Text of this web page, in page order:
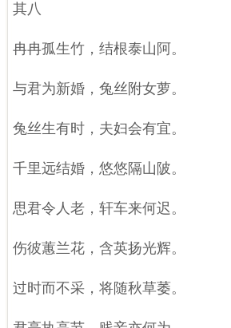
其八
冉冉孤生竹，结根泰山阿。
与君为新婚，兔丝附女萝。
兔丝生有时，夫妇会有宜。
千里远结婚，悠悠隔山陂。
思君令人老，轩车来何迟。
伤彼蕙兰花，含英扬光辉。
过时而不采，将随秋草萎。